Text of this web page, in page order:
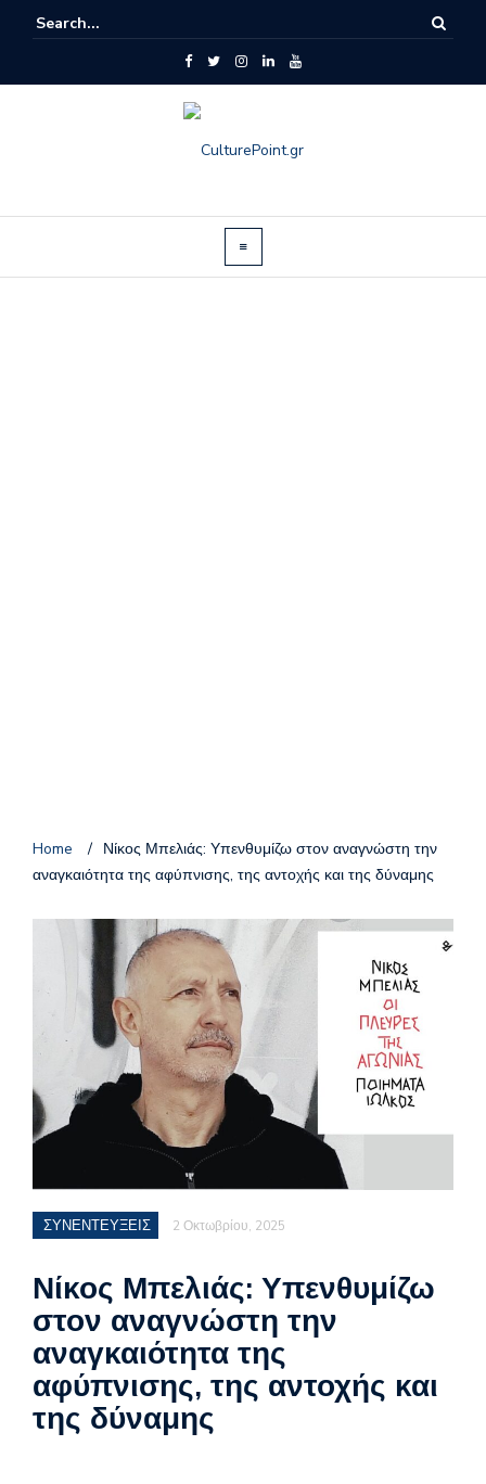
Home / Νίκος Μπελιάς: Υπενθυμίζω στον αναγνώστη την
αναγκαιότητα της αφύπνισης, της αντοχής και της δύναμης
ΣΥΝΕΝΤΕΥΞΕΙΣ 2 Οκτωβρίου, 2025
Νίκος Μπελιάς: Υπενθυμίζω
στον αναγνώστη την
αναγκαιότητα της
αφύπνισης, της αντοχής και
της δύναμης